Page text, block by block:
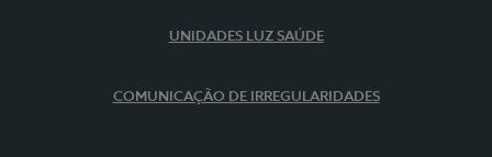
UNIDADES LUZ SAÚDE
COMUNICAÇÃO DE IRREGULARIDADES